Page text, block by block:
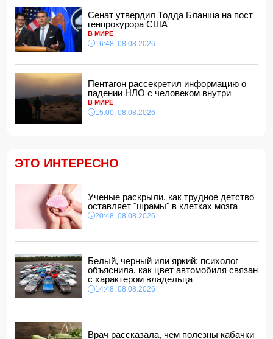
Зеленский встретился с Вучичем
14:40, 08.08.2026
В Азербайджане ожидается жара до 41 градуса —
объявлено предупреждение
14:34, 08.08.2026
В Агдашском районе расследуется конфликт, связанный
с церемонией помолвки с участием
несовершеннолетней
14:28, 08.08.2026
Найдено тело утонувшего в море 16-летнего юноши
обвинений в адрес Инфантино
ВС РФ взяли под контроль Ивановку в Харьковской
области
14:04, 08.08.2026
Прогноз погоды в Азербайджане на 9 августа
14:00, 08.08.2026
Никол Пашинян позвонил Ильхаму Алиеву
12:48, 08.08.2026
СМИ: США ищут на Кубе фигуру для повторения
"венесуэльского сценария"
Сенат утвердил Тодда Бланша на пост
генпрокурора США
В МИРЕ
16:48, 08.08.2026
Пентагон рассекретил информацию о
падении НЛО с человеком внутри
В МИРЕ
15:00, 08.08.2026
ЭТО ИНТЕРЕСНО
Ученые раскрыли, как трудное детство
оставляет "шрамы" в клетках мозга
20:48, 08.08.2026
Белый, черный или яркий: психолог
объяснила, как цвет автомобиля связан
с характером владельца
14:48, 08.08.2026
Врач рассказала, чем полезны кабачки